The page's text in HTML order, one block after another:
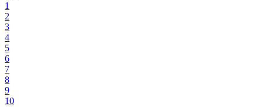
1
2
3
4
5
6
7
8
9
10